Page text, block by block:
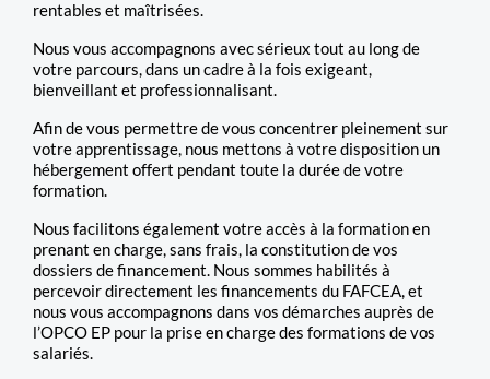
rentables et maîtrisées.
Nous vous accompagnons avec sérieux tout au long de
votre parcours, dans un cadre à la fois exigeant,
bienveillant et professionnalisant.
Afin de vous permettre de vous concentrer pleinement sur
votre apprentissage, nous mettons à votre disposition un
hébergement offert pendant toute la durée de votre
formation.
Nous facilitons également votre accès à la formation en
prenant en charge, sans frais, la constitution de vos
dossiers de financement. Nous sommes habilités à
percevoir directement les financements du FAFCEA, et
nous vous accompagnons dans vos démarches auprès de
l’OPCO EP pour la prise en charge des formations de vos
salariés.